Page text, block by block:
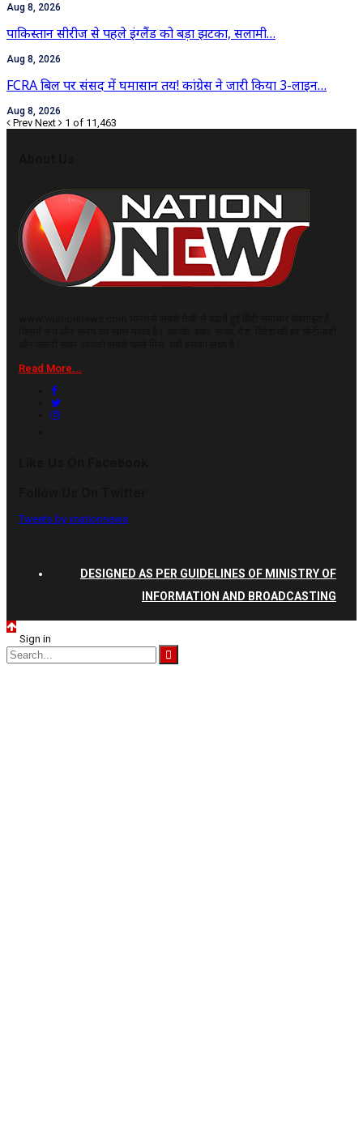
Aug 8, 2026
पाकिस्तान सीरीज से पहले इंग्लैंड को बड़ा झटका, सलामी…
Aug 8, 2026
FCRA बिल पर संसद में घमासान तय! कांग्रेस ने जारी किया 3-लाइन…
Aug 8, 2026
Prev Next 1 of 11,463
Read More...
Tweets by vnationnews
DESIGNED AS PER GUIDELINES OF MINISTRY OF
INFORMATION AND BROADCASTING
Sign in